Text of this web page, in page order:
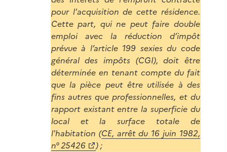
pour l'acquisition de cette résidence.
Cette part, qui ne peut faire double
emploi avec la réduction d’impôt
prévue à l’article 199 sexies du code
général des impôts (CGI), doit être
déterminée en tenant compte du fait
que la pièce peut être utilisée à des
fins autres que professionnelles, et du
rapport existant entre la superficie du
local et la surface totale de
l'habitation (CE, arrêt du 16 juin 1982,
n° 25426
) ;